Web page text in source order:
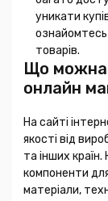
уникати
товарів.
Що можна
онлайн
На сайті
якості від
та інших
компоненти
матеріали,